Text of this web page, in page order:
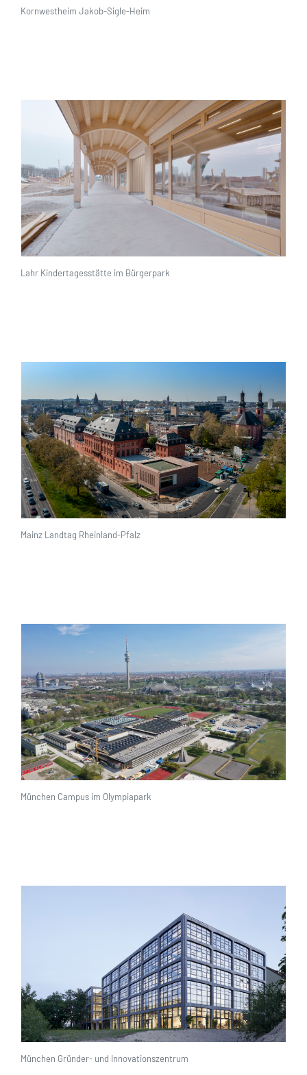
Kornwestheim Jakob-Sigle-Heim
Lahr Kindertagesstätte im Bürgerpark
Mainz Landtag Rheinland-Pfalz
München Campus im Olympiapark
München Gründer- und Innovationszentrum